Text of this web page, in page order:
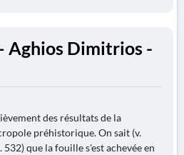
Aghios Dimitrios -
des résultats de la
préhistorique. On sait (v.
que la fouille s'est achevée en